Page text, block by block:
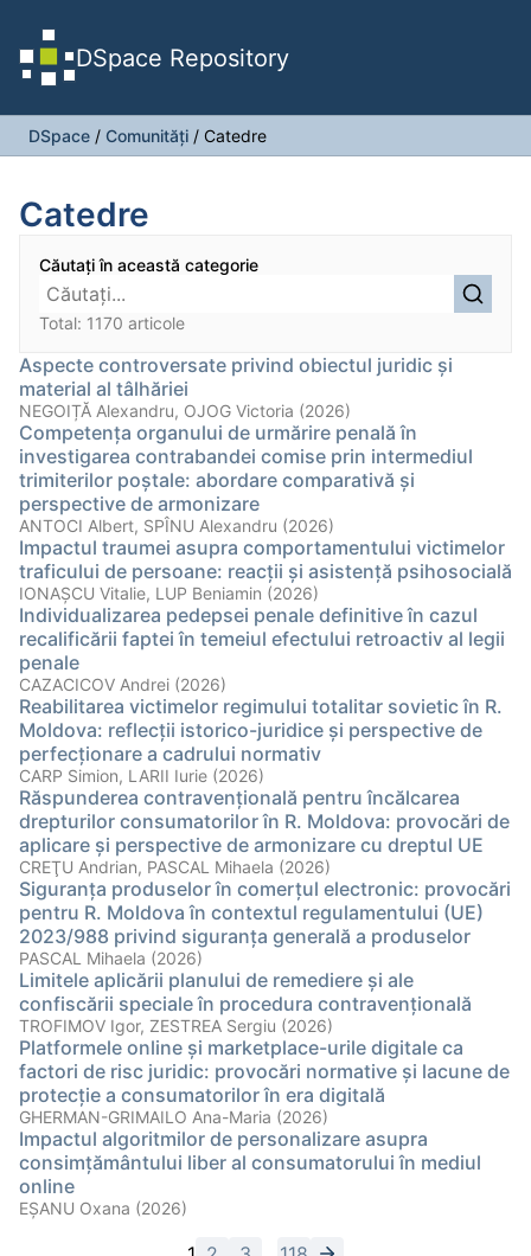
DSpace Repository
DSpace / Comunități / Catedre
Catedre
Căutați în această categorie
Total: 1170 articole
Aspecte controversate privind obiectul juridic și
material al tâlhăriei
NEGOIȚĂ Alexandru, OJOG Victoria (2026)
Competența organului de urmărire penală în
investigarea contrabandei comise prin intermediul
trimiterilor poștale: abordare comparativă și
perspective de armonizare
ANTOCI Albert, SPÎNU Alexandru (2026)
Impactul traumei asupra comportamentului victimelor
traficului de persoane: reacții și asistență psihosocială
IONAȘCU Vitalie, LUP Beniamin (2026)
Individualizarea pedepsei penale definitive în cazul
recalificării faptei în temeiul efectului retroactiv al legii
penale
CAZACICOV Andrei (2026)
Reabilitarea victimelor regimului totalitar sovietic în R.
Moldova: reflecții istorico-juridice și perspective de
perfecționare a cadrului normativ
CARP Simion, LARII Iurie (2026)
Răspunderea contravențională pentru încălcarea
drepturilor consumatorilor în R. Moldova: provocări de
aplicare și perspective de armonizare cu dreptul UE
CREŢU Andrian, PASCAL Mihaela (2026)
Siguranța produselor în comerțul electronic: provocări
pentru R. Moldova în contextul regulamentului (UE)
2023/988 privind siguranța generală a produselor
PASCAL Mihaela (2026)
Limitele aplicării planului de remediere și ale
confiscării speciale în procedura contravențională
TROFIMOV Igor, ZESTREA Sergiu (2026)
Platformele online și marketplace-urile digitale ca
factori de risc juridic: provocări normative și lacune de
protecție a consumatorilor în era digitală
GHERMAN-GRIMAILO Ana-Maria (2026)
Impactul algoritmilor de personalizare asupra
consimțământului liber al consumatorului în mediul
online
EŞANU Oxana (2026)